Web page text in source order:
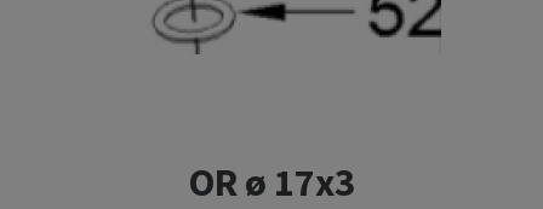
OR ø 17x3